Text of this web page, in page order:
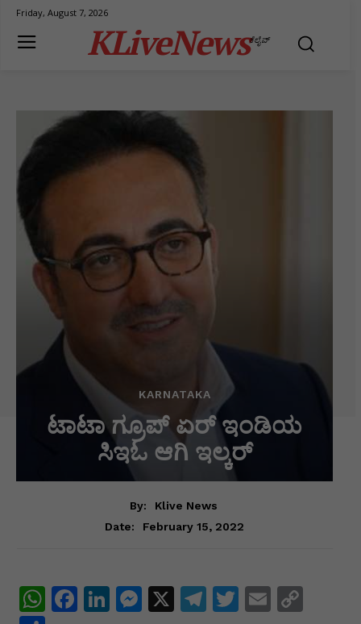
Friday, August 7, 2026
KLiveNewsಕೆಲೈವ್
KARNATAKA
ಟಾಟಾ ಗ್ರೂಪ್ ಏರ್ ಇಂಡಿಯ
ಸಿಇಓ ಆಗಿ ಇಲ್ಕರ್
By:
Klive News
Date:
February 15, 2022
W F
Li
M
X
T
T
E